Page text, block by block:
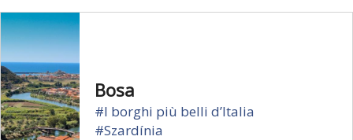
Bosa
#I borghi più belli d’Italia
#Szardínia